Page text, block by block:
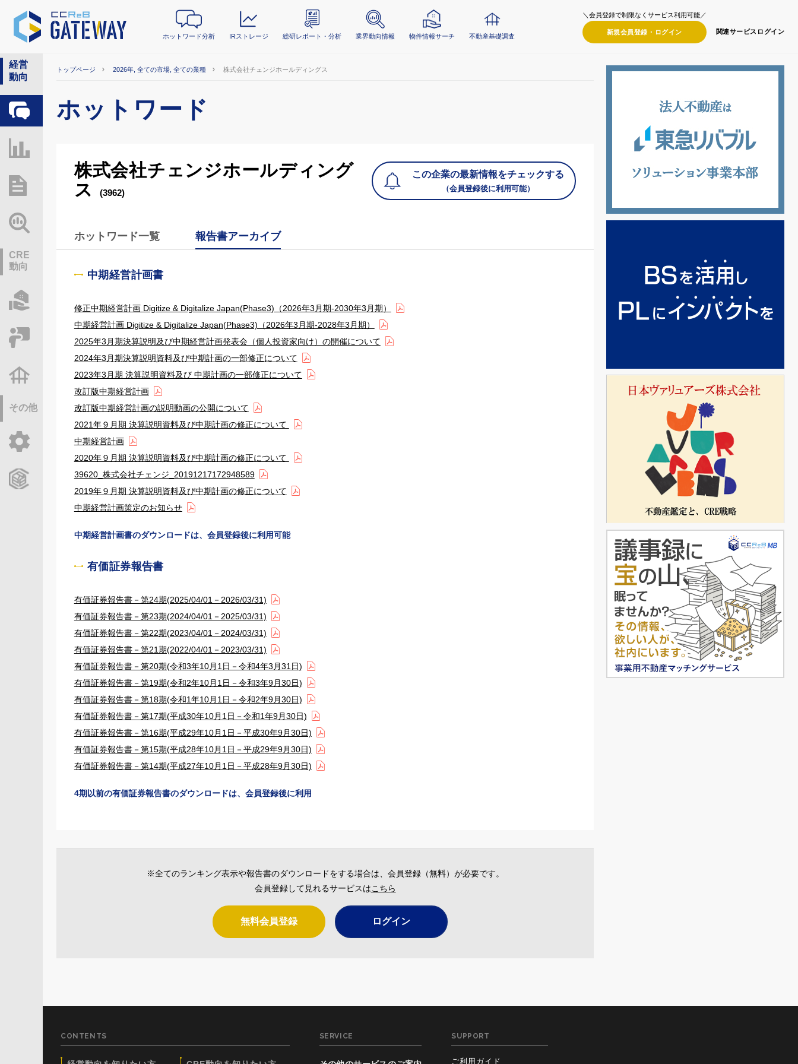
ホットワード分析 IRストレージ 総研レポート・分析 業界動向情報 物件情報サーチ 不動産基礎調査
＼会員登録で制限なくサービス利用可能／
新規会員登録・ ログイン 関連サービス ログイン
経営
動向
ホットワード分析
総研レポート・分析
CRE
動向
セミナー・研修
不動産基礎調査
その他
ご利用ガイド
CCReBサービスのご案内
トップページ 2026年, 全ての市場, 全ての業種 株式会社チェンジホールディングス
ホットワード
株式会社チェンジホールディング
ス
(3962)
この企業の最新情報をチェックする
（会員登録後に利用可能）
ホットワード一覧 報告書アーカイブ
中期経営計画書
修正中期経営計画 Digitize & Digitalize Japan(Phase3)（2026年3月期-2030年3月期）
中期経営計画 Digitize & Digitalize Japan(Phase3)（2026年3月期-2028年3月期）
2025年3月期決算説明及び中期経営計画発表会（個人投資家向け）の開催について
2024年3月期決算説明資料及び中期計画の一部修正について
2023年3月期 決算説明資料及び 中期計画の一部修正について
改訂版中期経営計画
改訂版中期経営計画の説明動画の公開について
2021年９月期 決算説明資料及び中期計画の修正について
中期経営計画
2020年９月期 決算説明資料及び中期計画の修正について
39620_株式会社チェンジ_20191217172948589
2019年９月期 決算説明資料及び中期計画の修正について
中期経営計画策定のお知らせ
中期経営計画書のダウンロードは、会員登録後に利用可能
有価証券報告書
有価証券報告書－第24期(2025/04/01－2026/03/31)
有価証券報告書－第23期(2024/04/01－2025/03/31)
有価証券報告書－第22期(2023/04/01－2024/03/31)
有価証券報告書－第21期(2022/04/01－2023/03/31)
有価証券報告書－第20期(令和3年10月1日－令和4年3月31日)
有価証券報告書－第19期(令和2年10月1日－令和3年9月30日)
有価証券報告書－第18期(令和1年10月1日－令和2年9月30日)
有価証券報告書－第17期(平成30年10月1日－令和1年9月30日)
有価証券報告書－第16期(平成29年10月1日－平成30年9月30日)
有価証券報告書－第15期(平成28年10月1日－平成29年9月30日)
有価証券報告書－第14期(平成27年10月1日－平成28年9月30日)
4期以前の有価証券報告書のダウンロードは、会員登録後に利用
※全てのランキング表示や報告書のダウンロードをする場合は、会員登録（無料）が必要です。
会員登録して見れるサービスはこちら
無料会員登録 ログイン
CONTENTS SERVICE SUPPORT
ご利用ガイド